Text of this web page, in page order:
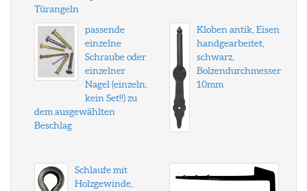
Türangeln
passende
einzelne
Schraube oder
einzelner
Nagel (einzeln,
kein Set!!) zu
dem ausgewählten
Beschlag
Kloben antik, Eisen
handgearbeitet,
schwarz,
Bolzendurchmesser
10mm
Schlaufe mit
Holzgewinde,